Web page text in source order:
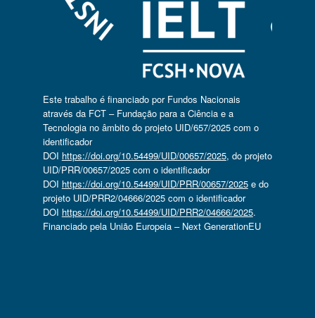
Este trabalho é financiado por Fundos Nacionais
através da FCT – Fundação para a Ciência e a
Tecnologia no âmbito do projeto UID/657/2025 com o
identificador
DOI https://doi.org/10.54499/UID/00657/2025, do projeto
UID/PRR/00657/2025 com o identificador
DOI https://doi.org/10.54499/UID/PRR/00657/2025e do
projeto UID/PRR2/04666/2025 com o identificador
DOI https://doi.org/10.54499/UID/PRR2/04666/2025.
Financiado pela União Europeia – Next GenerationEU